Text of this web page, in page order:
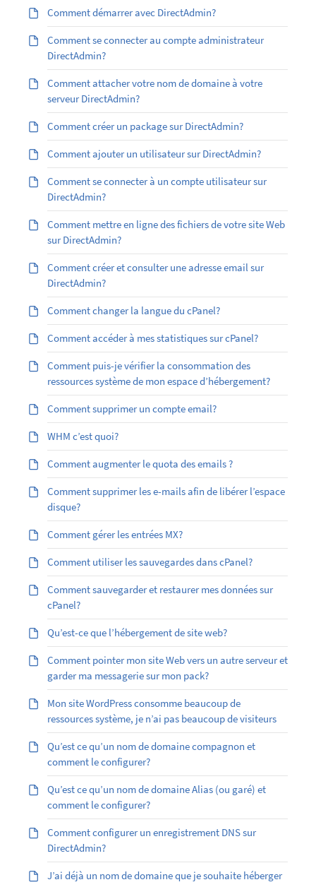
Comment démarrer avec DirectAdmin?
Comment se connecter au compte administrateur
DirectAdmin?
Comment attacher votre nom de domaine à votre
serveur DirectAdmin?
Comment créer un package sur DirectAdmin?
Comment ajouter un utilisateur sur DirectAdmin?
Comment se connecter à un compte utilisateur sur
DirectAdmin?
Comment mettre en ligne des fichiers de votre site Web
sur DirectAdmin?
Comment créer et consulter une adresse email sur
DirectAdmin?
Comment changer la langue du cPanel?
Comment accéder à mes statistiques sur cPanel?
Comment puis-je vérifier la consommation des
ressources système de mon espace d’hébergement?
Comment supprimer un compte email?
WHM c’est quoi?
Comment augmenter le quota des emails ?
Comment supprimer les e-mails afin de libérer l’espace
disque?
Comment gérer les entrées MX?
Comment utiliser les sauvegardes dans cPanel?
Comment sauvegarder et restaurer mes données sur
cPanel?
Qu’est-ce que l’hébergement de site web?
Comment pointer mon site Web vers un autre serveur et
garder ma messagerie sur mon pack?
Mon site WordPress consomme beaucoup de
ressources système, je n’ai pas beaucoup de visiteurs
Qu’est ce qu’un nom de domaine compagnon et
comment le configurer?
Qu’est ­ce qu’un nom de domaine Alias (ou garé) et
comment le configurer?
Comment configurer un enregistrement DNS sur
DirectAdmin?
J’ai déjà un nom de domaine que je souhaite héberger